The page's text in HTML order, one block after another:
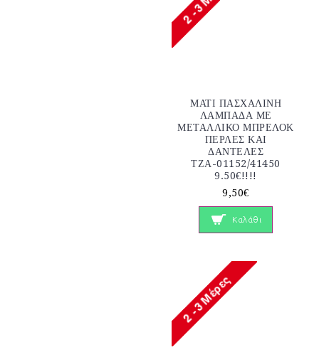
ΜΑΤΙ ΠΑΣΧΑΛΙΝΗ
ΛΑΜΠΑΔΑ ΜΕ
ΜΕΤΑΛΛΙΚΟ ΜΠΡΕΛΟΚ
ΠΕΡΛΕΣ ΚΑΙ
ΔΑΝΤΕΛΕΣ
ΤΖΑ-01152/41450
9.50€!!!!
9,50€
Καλάθι